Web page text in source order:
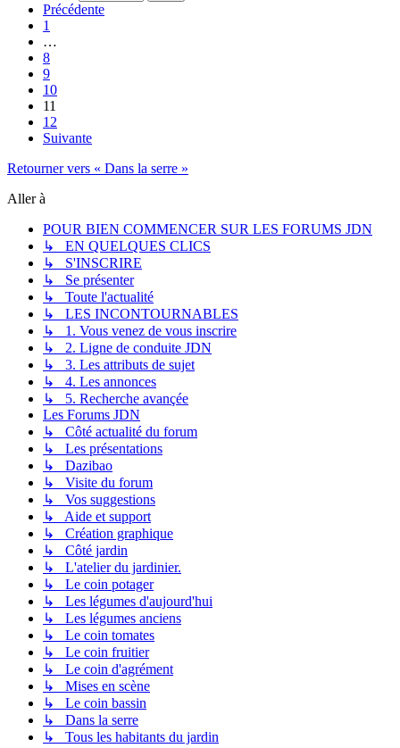
Précédente
1
…
8
9
10
11
12
Suivante
Retourner vers « Dans la serre »
Aller à
POUR BIEN COMMENCER SUR LES FORUMS JDN
↳ EN QUELQUES CLICS
↳ S'INSCRIRE
↳ Se présenter
↳ Toute l'actualité
↳ LES INCONTOURNABLES
↳ 1. Vous venez de vous inscrire
↳ 2. Ligne de conduite JDN
↳ 3. Les attributs de sujet
↳ 4. Les annonces
↳ 5. Recherche avançée
Les Forums JDN
↳ Côté actualité du forum
↳ Les présentations
↳ Dazibao
↳ Visite du forum
↳ Vos suggestions
↳ Aide et support
↳ Création graphique
↳ Côté jardin
↳ L'atelier du jardinier.
↳ Le coin potager
↳ Les légumes d'aujourd'hui
↳ Les légumes anciens
↳ Le coin tomates
↳ Le coin fruitier
↳ Le coin d'agrément
↳ Mises en scène
↳ Le coin bassin
↳ Dans la serre
↳ Tous les habitants du jardin